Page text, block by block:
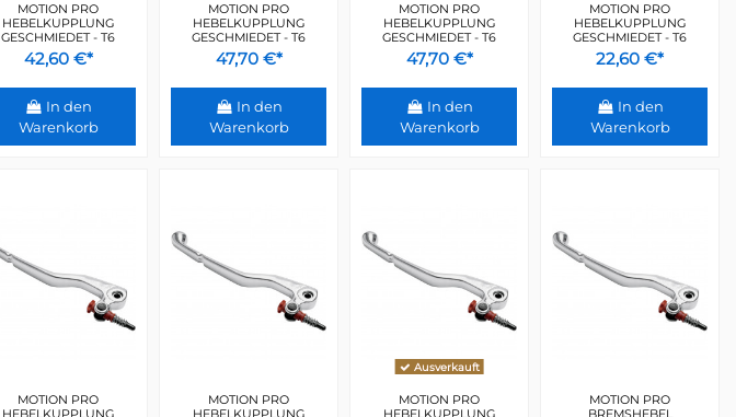
MOTION PRO
HEBELKUPPLUNG
GESCHMIEDET - T6
42,60 €*
In den
Warenkorb
MOTION PRO
HEBELKUPPLUNG
GESCHMIEDET - T6
47,70 €*
In den
Warenkorb
MOTION PRO
HEBELKUPPLUNG
GESCHMIEDET - T6
47,70 €*
In den
Warenkorb
MOTION PRO
HEBELKUPPLUNG
GESCHMIEDET - T6
22,60 €*
In den
Warenkorb
MOTION PRO
MOTION PRO
Ausverkauft
MOTION PRO
MOTION PRO